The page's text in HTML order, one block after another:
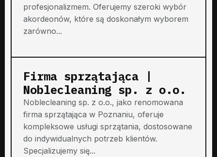
profesjonalizmem. Oferujemy szeroki wybór
akordeonów, które są doskonałym wyborem
zarówno...
Firma sprzątająca |
Noblecleaning sp. z o.o.
Noblecleaning sp. z o.o., jako renomowana
firma sprzątająca w Poznaniu, oferuje
kompleksowe usługi sprzątania, dostosowane
do indywidualnych potrzeb klientów.
Specjalizujemy się...